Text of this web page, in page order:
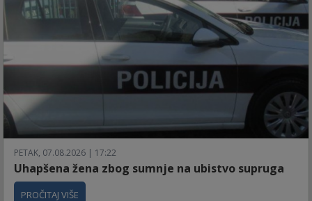
PETAK, 07.08.2026 | 17:22
Uhapšena žena zbog sumnje na ubistvo supruga
PROČITAJ VIŠE